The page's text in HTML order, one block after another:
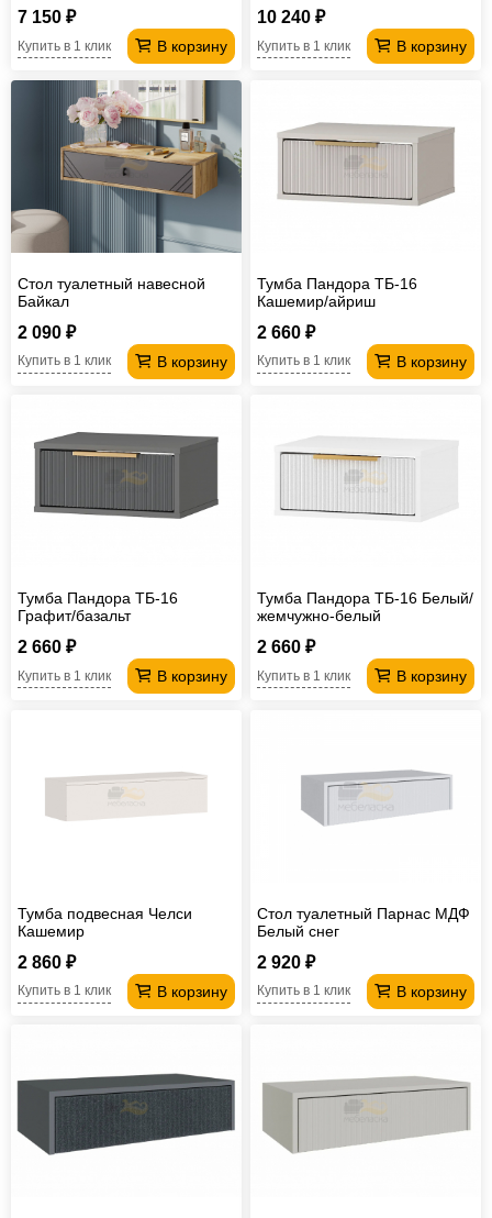
Кресла-
мешки
Мебель
ротанга
Садовая
мебель
Косметологическое
7 150 ₽
В корзину
Купить в 1 клик
10 240 ₽
В корзину
Купить в 1 клик
Стол туалетный навесной
Байкал
2 090 ₽
В корзину
Купить в 1 клик
Тумба Пандора ТБ-16
Кашемир/айриш
2 660 ₽
В корзину
Купить в 1 клик
Тумба Пандора ТБ-16
Графит/базальт
2 660 ₽
В корзину
Купить в 1 клик
Тумба Пандора ТБ-16 Белый/
жемчужно-белый
2 660 ₽
В корзину
Купить в 1 клик
Тумба подвесная Челси
Кашемир
2 860 ₽
В корзину
Купить в 1 клик
Стол туалетный Парнас МДФ
Белый снег
2 920 ₽
В корзину
Купить в 1 клик